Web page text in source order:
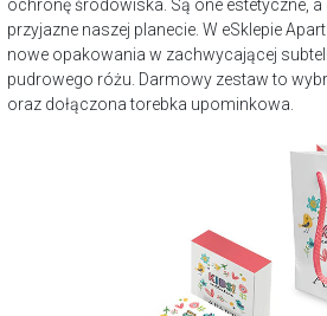
ochronę środowiska. Są one estetyczne,
przyjazne naszej planecie. W eSklepie
nowe opakowania w zachwycającej
pudrowego różu. Darmowy zestaw to
oraz dołączona torebka upominkowa.